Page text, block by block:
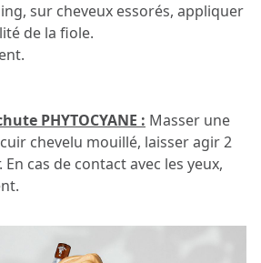
sur cheveux essorés, appliquer
de la fiole.
PHYTOCYANE : Masser une
chevelu mouillé, laisser agir 2
cas de contact avec les yeux,